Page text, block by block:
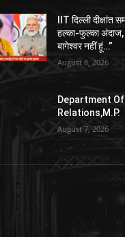
IIT दिल्ली दीक्षांत
हल्का-फुल्का अंदाज,
बागेश्वर नहीं हूं…”
August 8, 2026
Department
Relations,M.P.
August 7, 2026